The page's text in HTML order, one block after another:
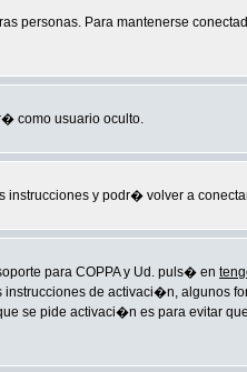
personas. Para mantenerse
como usuario oculto.
instrucciones y podr� volver a
para COPPA y Ud. puls� en
de activaci�n, algunos
se pide activaci�n es para evitar